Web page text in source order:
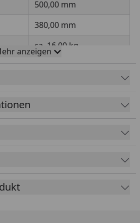
500,00 mm
380,00 mm
ca. 16,00 kg
ca. 66,50 L
anzeigen